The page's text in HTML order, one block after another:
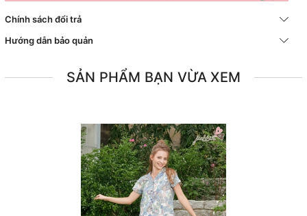
Chính sách đổi trả
Hướng dẫn bảo quản
SẢN PHẨM BẠN VỪA XEM